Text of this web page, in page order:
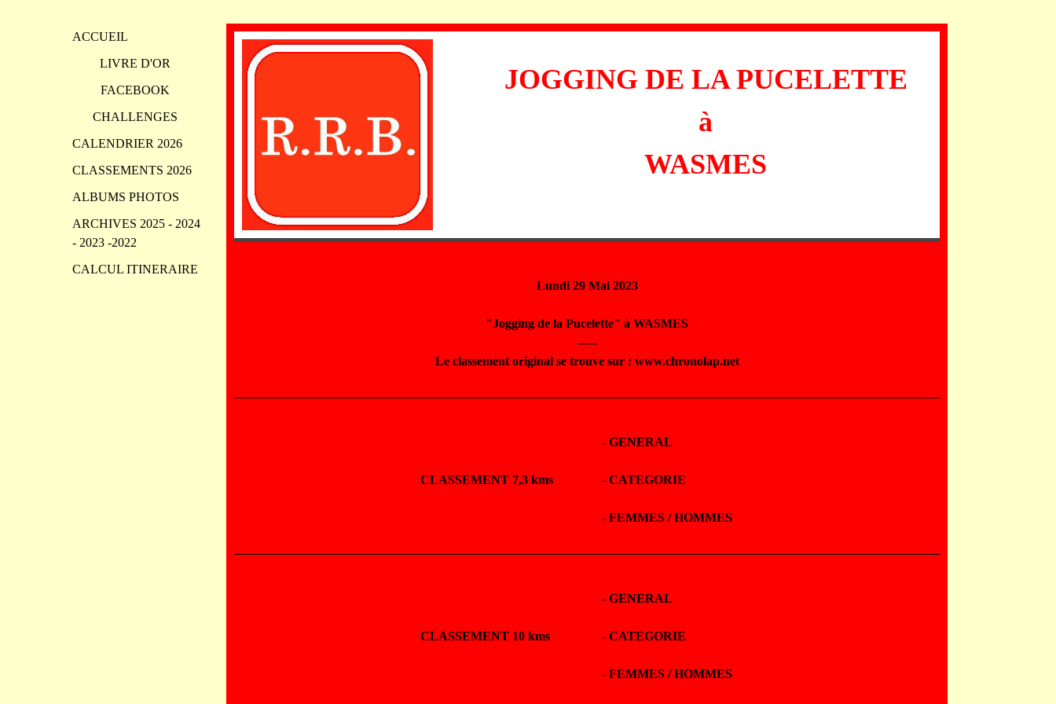
ACCUEIL
LIVRE D'OR
FACEBOOK
CHALLENGES
CALENDRIER 2026
CLASSEMENTS 2026
ALBUMS PHOTOS
ARCHIVES 2025 - 2024
- 2023 -2022
CALCUL ITINERAIRE
JOGGING DE LA PUCELETTE
à
WASMES
Lundi 29 Mai 2023
"Jogging de la Pucelette" à WASMES
-----
Le classement original se trouve sur : www.chronolap.net
CLASSEMENT 7,3 kms
- GENERAL
- CATEGORIE
- FEMMES / HOMMES
CLASSEMENT 10 kms
- GENERAL
- CATEGORIE
- FEMMES / HOMMES